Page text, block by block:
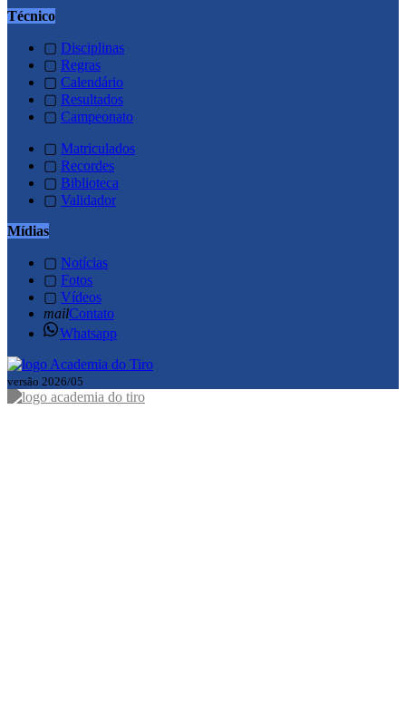
Técnico
▢ Disciplinas
▢ Regras
▢ Calendário
▢ Resultados
▢ Campeonato
▢ Matriculados
▢ Recordes
▢ Biblioteca
▢ Validador
Mídias
▢ Notícias
▢ Fotos
▢ Vídeos
mailContato
Whatsapp
versão 2026/05